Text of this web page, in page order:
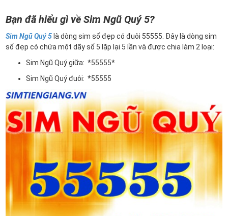
Bạn đã hiểu gì về Sim Ngũ Quý 5?
Sim Ngũ Quý 5 là dòng sim số đẹp có đuôi 55555. Đây là dòng sim
số đẹp có chứa một dãy số 5 lặp lại 5 lần và được chia làm 2 loại:
Sim Ngũ Quý giữa: *55555*
Sim Ngũ Quý đuôi: *55555